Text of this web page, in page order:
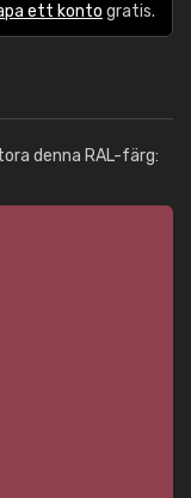
ett konto gratis.
denna RAL-färg: